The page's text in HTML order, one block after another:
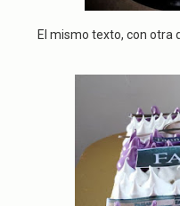
El mismo texto, con otra